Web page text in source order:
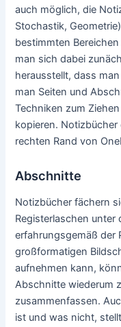
auch möglich, die
Stochastik,
bestimmten
man sich dabei
herausstellt, dass
man Seiten und
Techniken zum
kopieren. Notizbücher
rechten Rand von
Abschnitte
Notizbücher fächern
Registerlaschen unter
erfahrungsgemäß der
großformatigen
aufnehmen kann,
Abschnitte wiederum
zusammenfassen.
ist und was nicht,